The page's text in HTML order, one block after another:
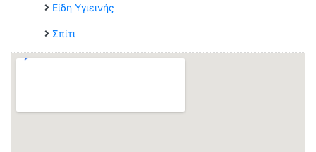
Είδη Υγιεινής
Σπίτι